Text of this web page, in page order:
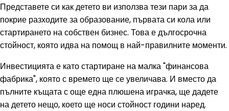
Представете си как детето ви използва тези пари за да
покрие разходите за образование, първата си кола или
стартирането на собствен бизнес. Това е дългосрочна
стойност, която идва на помощ в най-правилните моменти.
Инвестицията е като стартиране на малка "финансова
фабрика", която с времето ще се увеличава. И вместо да
пълните къщата с още една плюшена играчка, ще дадете
на детето нещо, което ще носи стойност години наред.